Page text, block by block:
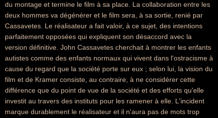
du montage et termine le film à sa place. La collaboration entre les
deux hommes va dégénérer et le film sera, à sa sortie, renié par
Cassavetes. Le réalisateur a fait valoir, à ce sujet, des intentions
parfaitement opposées qui expliquent son désaccord avec la
version définitive. John Cassavetes cherchait à montrer les enfants
autistes comme des enfants normaux qui vivent dans l'ostracisme à
cause du regard que la société porte sur eux ; selon lui, la vision du
film et de Kramer consiste, au contraire, à ne considérer cette
différence que du point de vue de la société et des efforts qu'elle
investit au travers des instituts pour les ramener à elle. L'incident
marque durablement le réalisateur et il n'aura pas de mots trop